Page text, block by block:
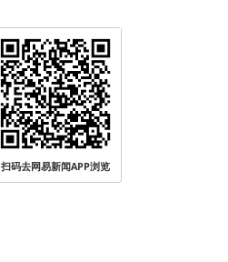
扫码去网易新闻APP浏览